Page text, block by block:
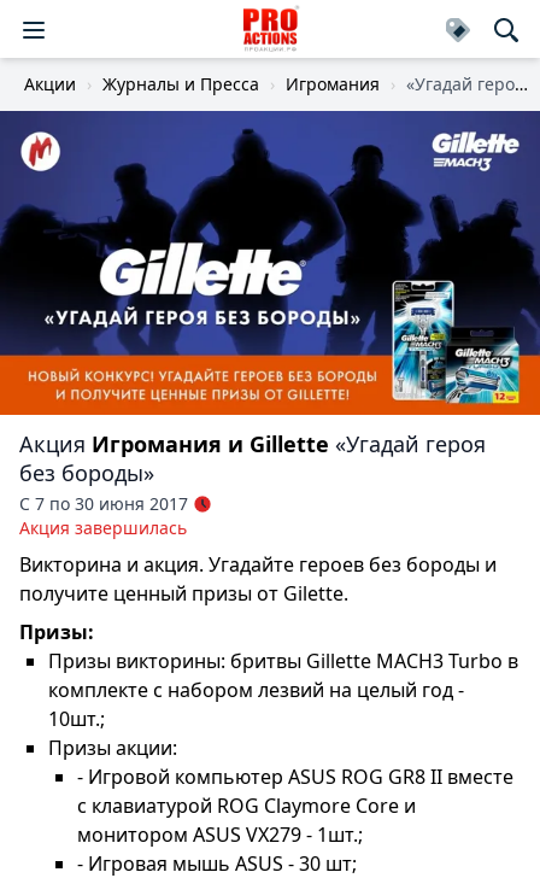
Акции Журналы и Пресса Игромания «Угадай героя без бороды»
Акция Игромания и Gillette «Угадай героя
без бороды»
С 7 по 30 июня 2017
Акция завершилась
Викторина и акция. Угадайте героев без бороды и
получите ценный призы от Gilette.
Призы:
Призы викторины: бритвы Gillette MACH3 Turbo в
комплекте с набором лезвий на целый год -
10шт.;
Призы акции:
- Игровой компьютер ASUS ROG GR8 II вместе
с клавиатурой ROG Claymore Core и
монитором ASUS VX279 - 1шт.;
- Игровая мышь ASUS - 30 шт;